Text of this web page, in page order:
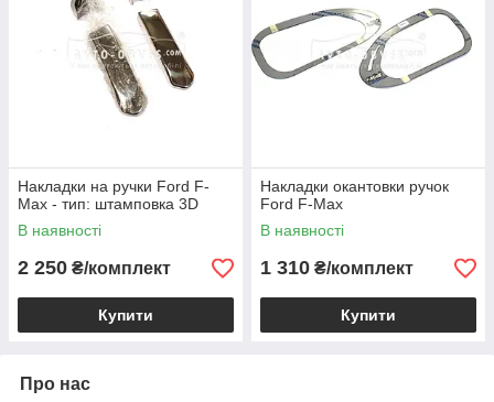
Накладки на ручки Ford F-
Max - тип: штамповка 3D
В наявності
2 250 ₴/комплект
Купити
Накладки окантовки ручок
Ford F-Max
В наявності
1 310 ₴/комплект
Купити
Про нас